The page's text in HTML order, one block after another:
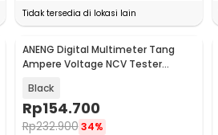
Tidak tersedia di lokasi lain
Baru
ANENG Digital Multimeter Tang
Ampere Voltage NCV Tester
Black
Rp154.700
Rp232.900 34%